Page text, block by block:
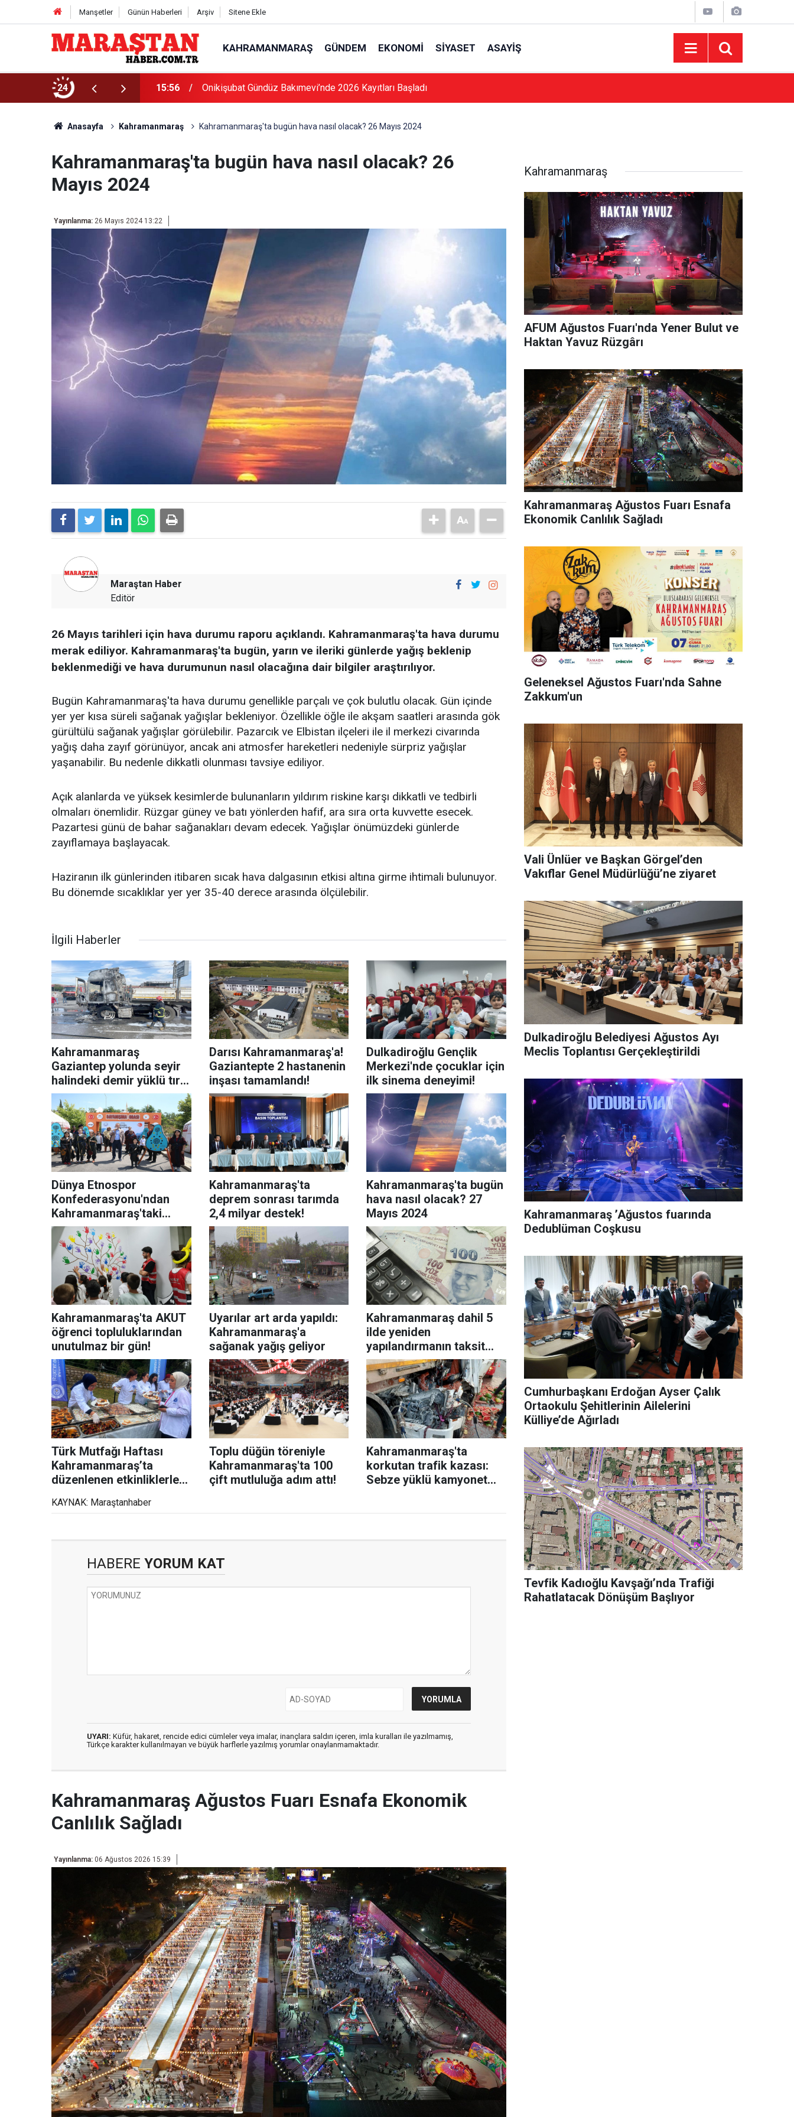
Manşetler Günün Haberleri Arşiv Sitene Ekle
KAHRAMANMARAŞ GÜNDEM EKONOMI SIYASET ASAYIŞ
24
Son Gün 7 Ağustos 15:56 Onikişubat Gündüz Bakımevi’nde 2026 Kayıtları Başladı
Anasayfa Kahramanmaraş Kahramanmaraş'ta bugün hava nasıl olacak? 26 Mayıs 2024
Kahramanmaraş'ta bugün hava nasıl olacak? 26
Mayıs 2024
Yayınlanma: 26 Mayıs 2024 13:22
Maraştan Haber
Editör
26 Mayıs tarihleri için hava durumu raporu açıklandı. Kahramanmaraş'ta hava durumu
merak ediliyor. Kahramanmaraş'ta bugün, yarın ve ileriki günlerde yağış beklenip
beklenmediği ve hava durumunun nasıl olacağına dair bilgiler araştırılıyor.
Bugün Kahramanmaraş'ta hava durumu genellikle parçalı ve çok bulutlu olacak. Gün içinde
yer yer kısa süreli sağanak yağışlar bekleniyor. Özellikle öğle ile akşam saatleri arasında gök
gürültülü sağanak yağışlar görülebilir. Pazarcık ve Elbistan ilçeleri ile il merkezi civarında
yağış daha zayıf görünüyor, ancak ani atmosfer hareketleri nedeniyle sürpriz yağışlar
yaşanabilir. Bu nedenle dikkatli olunması tavsiye ediliyor.
Açık alanlarda ve yüksek kesimlerde bulunanların yıldırım riskine karşı dikkatli ve tedbirli
olmaları önemlidir. Rüzgar güney ve batı yönlerden hafif, ara sıra orta kuvvette esecek.
Pazartesi günü de bahar sağanakları devam edecek. Yağışlar önümüzdeki günlerde
zayıflamaya başlayacak.
Haziranın ilk günlerinden itibaren sıcak hava dalgasının etkisi altına girme ihtimali bulunuyor.
Bu dönemde sıcaklıklar yer yer 35-40 derece arasında ölçülebilir.
İlgili Haberler
Kahramanmaraş
Gaziantep yolunda seyir
halindeki demir yüklü tır
yandı
Darısı Kahramanmaraş'a!
Gaziantepte 2 hastanenin
inşası tamamlandı!
Dulkadiroğlu Gençlik
Merkezi'nde çocuklar için
ilk sinema deneyimi!
Dünya Etnospor
Konfederasyonu'ndan
Kahramanmaraş'taki
okçuluk kulüplerine
destek
Kahramanmaraş'ta
deprem sonrası tarımda
2,4 milyar destek!
Kahramanmaraş'ta bugün
hava nasıl olacak? 27
Mayıs 2024
Kahramanmaraş'ta AKUT
öğrenci topluluklarından
unutulmaz bir gün!
Uyarılar art arda yapıldı:
Kahramanmaraş'a
sağanak yağış geliyor
Kahramanmaraş dahil 5
ilde yeniden
yapılandırmanın taksit
süreleri uzatıldı!
Türk Mutfağı Haftası
Kahramanmaraş’ta
düzenlenen etkinliklerle
Toplu düğün töreniyle
Kahramanmaraş'ta 100
çift mutluluğa adım attı!
Kahramanmaraş'ta
korkutan trafik kazası:
Sebze yüklü kamyonet
KAYNAK: Maraştanhaber
HABERE YORUM KAT
UYARI: Küfür, hakaret, rencide edici cümleler veya imalar, inançlara saldırı içeren, imla kuralları ile yazılmamış,
Türkçe karakter kullanılmayan ve büyük harflerle yazılmış yorumlar onaylanmamaktadır.
Kahramanmaraş Ağustos Fuarı Esnafa Ekonomik
Canlılık Sağladı
Yayınlanma: 06 Ağustos 2026 15:39
Kahramanmaraş
AFUM Ağustos Fuarı'nda Yener Bulut ve
Haktan Yavuz Rüzgârı
Kahramanmaraş Ağustos Fuarı Esnafa
Ekonomik Canlılık Sağladı
Geleneksel Ağustos Fuarı'nda Sahne
Zakkum'un
Vali Ünlüer ve Başkan Görgel’den
Vakıflar Genel Müdürlüğü’ne ziyaret
Dulkadiroğlu Belediyesi Ağustos Ayı
Meclis Toplantısı Gerçekleştirildi
Kahramanmaraş ’Ağustos fuarında
Dedublüman Coşkusu
Cumhurbaşkanı Erdoğan Ayser Çalık
Ortaokulu Şehitlerinin Ailelerini
Külliye’de Ağırladı
Tevfik Kadıoğlu Kavşağı’nda Trafiği
Rahatlatacak Dönüşüm Başlıyor